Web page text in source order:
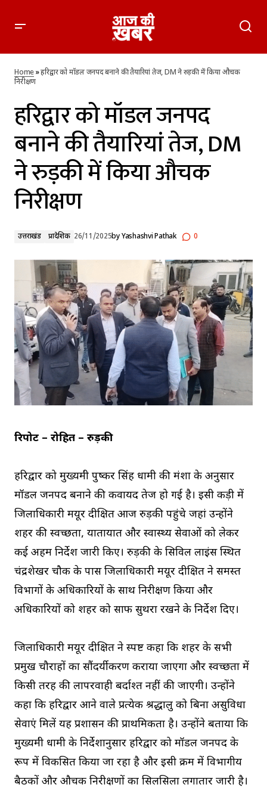
औचक निरीक्षण
Home»हरिद्वार को मॉडल जनपद बनाने की तैयारियां तेज, DM ने रुड़की में किया औचक
निरीक्षण
हरिद्वार को मॉडल जनपद
बनाने की तैयारियां तेज, DM
ने रुड़की में किया औचक
निरीक्षण
उत्तराखंड प्रादेशिक 26/11/2025byYashashvi Pathak 0
रिपोर्ट – रोहित – रुड़की
हरिद्वार को मुख्यमंत्री पुष्कर सिंह धामी की मंशा के अनुसार
मॉडल जनपद बनाने की कवायद तेज हो गई है। इसी कड़ी में
जिलाधिकारी मयूर दीक्षित आज रुड़की पहुंचे जहां उन्होंने
शहर की स्वच्छता, यातायात और स्वास्थ्य सेवाओं को लेकर
कई अहम निर्देश जारी किए। रुड़की के सिविल लाइंस स्थित
चंद्रशेखर चौक के पास जिलाधिकारी मयूर दीक्षित ने समस्त
विभागों के अधिकारियों के साथ निरीक्षण किया और
अधिकारियों को शहर को साफ सुथरा रखने के निर्देश दिए।
जिलाधिकारी मयूर दीक्षित ने स्पष्ट कहा कि शहर के सभी
प्रमुख चौराहों का सौंदर्यीकरण कराया जाएगा और स्वच्छता में
किसी तरह की लापरवाही बर्दाश्त नहीं की जाएगी। उन्होंने
कहा कि हरिद्वार आने वाले प्रत्येक श्रद्धालु को बिना असुविधा
सेवाएं मिलें यह प्रशासन की प्राथमिकता है। उन्होंने बताया कि
मुख्यमंत्री धामी के निर्देशानुसार हरिद्वार को मॉडल जनपद के
रूप में विकसित किया जा रहा है और इसी क्रम में विभागीय
बैठकों और औचक निरीक्षणों का सिलसिला लगातार जारी है।